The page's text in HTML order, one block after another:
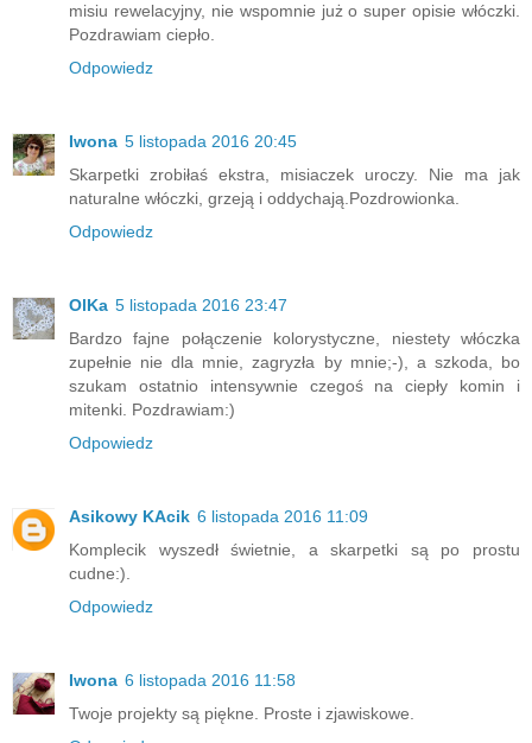
misiu rewelacyjny, nie wspomnie już o super opisie włóczki.
Pozdrawiam ciepło.
Odpowiedz
Iwona 5 listopada 2016 20:45
Skarpetki zrobiłaś ekstra, misiaczek uroczy. Nie ma jak
naturalne włóczki, grzeją i oddychają.Pozdrowionka.
Odpowiedz
OlKa 5 listopada 2016 23:47
Bardzo fajne połączenie kolorystyczne, niestety włóczka
zupełnie nie dla mnie, zagryzła by mnie;-), a szkoda, bo
szukam ostatnio intensywnie czegoś na ciepły komin i
mitenki. Pozdrawiam:)
Odpowiedz
Asikowy KAcik 6 listopada 2016 11:09
Komplecik wyszedł świetnie, a skarpetki są po prostu
cudne:).
Odpowiedz
Iwona 6 listopada 2016 11:58
Twoje projekty są piękne. Proste i zjawiskowe.